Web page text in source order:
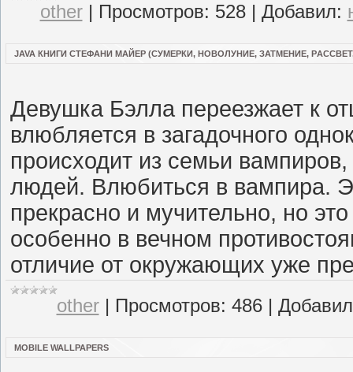
other| Просмотров: 528| Добавил:
JAVA КНИГИ СТЕФАНИ МАЙЕР (СУМЕРКИ, НОВОЛУНИЕ, ЗАТМЕНИЕ,
Девушка Бэлла переезжает к
влюбляется в загадочного
происходит из семьи
людей. Влюбиться в вампира.
прекрасно и мучительно, но
особенно в вечном
отличие от окружающих уже
other| Просмотров: 486|
MOBILE WALLPAPERS